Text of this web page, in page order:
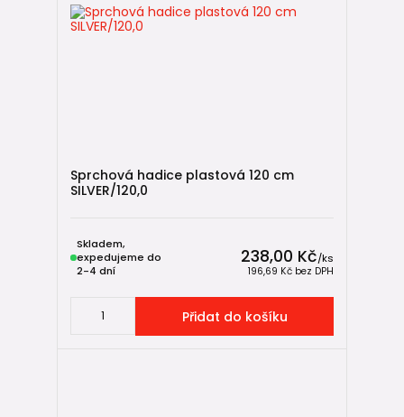
Sprchová hadice plastová 120 cm
SILVER/120,0
238,00 Kč/ks
196,69 Kč bez DPH
Skladem,
expedujeme do
2-4 dní
Přidat do košíku